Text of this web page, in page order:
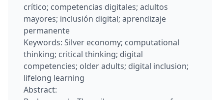
crítico; competencias digitales; adultos
mayores; inclusión digital; aprendizaje
permanente
Keywords: Silver economy; computational
thinking; critical thinking; digital
competencies; older adults; digital inclusion;
lifelong learning
Abstract: